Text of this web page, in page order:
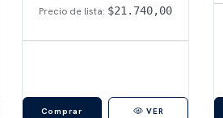
Precio de lista: $21.740,00
VER